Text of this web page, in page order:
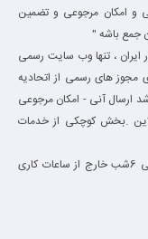
و امکان مرجوعی و تضمین
جمع باشه "
ایران ، تنها وب سایت رسمی
مجوز های رسمی از اتحادیه
ارسال آنی - امکان مرجوعی
.بخش کوچکی از خدمات
02191030545 : امور مشتریان ساعات کاری :8 صبح الی 6شب خارج از ساعات کاری